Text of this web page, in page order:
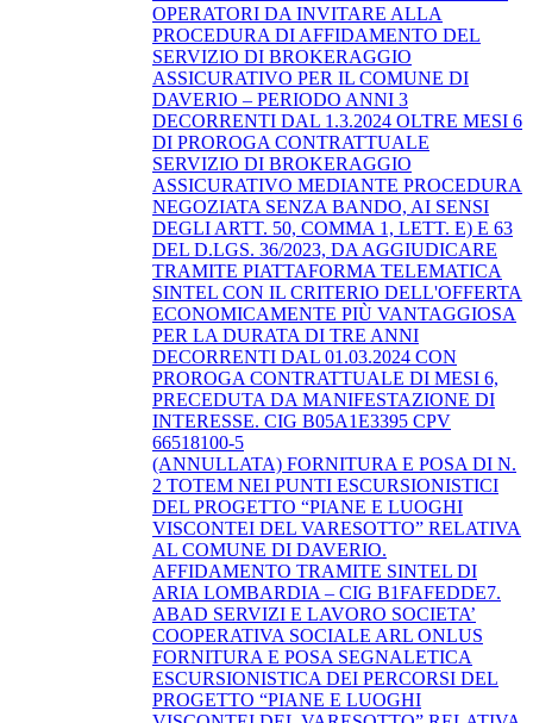
OPERATORI DA INVITARE ALLA
PROCEDURA DI AFFIDAMENTO DEL
SERVIZIO DI BROKERAGGIO
ASSICURATIVO PER IL COMUNE DI
DAVERIO – PERIODO ANNI 3
DECORRENTI DAL 1.3.2024 OLTRE MESI 6
DI PROROGA CONTRATTUALE
SERVIZIO DI BROKERAGGIO
ASSICURATIVO MEDIANTE PROCEDURA
NEGOZIATA SENZA BANDO, AI SENSI
DEGLI ARTT. 50, COMMA 1, LETT. E) E 63
DEL D.LGS. 36/2023, DA AGGIUDICARE
TRAMITE PIATTAFORMA TELEMATICA
SINTEL CON IL CRITERIO DELL'OFFERTA
ECONOMICAMENTE PIÙ VANTAGGIOSA
PER LA DURATA DI TRE ANNI
DECORRENTI DAL 01.03.2024 CON
PROROGA CONTRATTUALE DI MESI 6,
PRECEDUTA DA MANIFESTAZIONE DI
INTERESSE. CIG B05A1E3395 CPV
66518100-5
(ANNULLATA) FORNITURA E POSA DI N.
2 TOTEM NEI PUNTI ESCURSIONISTICI
DEL PROGETTO “PIANE E LUOGHI
VISCONTEI DEL VARESOTTO” RELATIVA
AL COMUNE DI DAVERIO.
AFFIDAMENTO TRAMITE SINTEL DI
ARIA LOMBARDIA – CIG B1FAFEDDE7.
ABAD SERVIZI E LAVORO SOCIETA’
COOPERATIVA SOCIALE ARL ONLUS
FORNITURA E POSA SEGNALETICA
ESCURSIONISTICA DEI PERCORSI DEL
PROGETTO “PIANE E LUOGHI